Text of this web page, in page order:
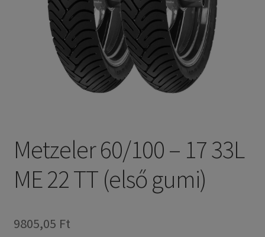
Metzeler 60/100 – 17 33L
ME 22 TT (első gumi)
9805,05 Ft